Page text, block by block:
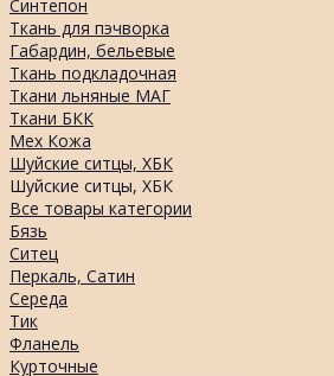
Синтепон
Ткань для пэчворка
Габардин, бельевые
Ткань подкладочная
Ткани льняные МАГ
Ткани БКК
Мех Кожа
Шуйские ситцы, ХБК
Шуйские ситцы, ХБК
Все товары категории
Бязь
Ситец
Перкаль, Сатин
Середа
Тик
Фланель
Курточные